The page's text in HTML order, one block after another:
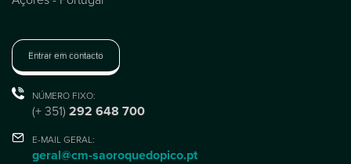
Entrar em contacto
NÚMERO FIXO:
(+ 351) 292 648 700
E-MAIL GERAL:
geral@cm-saoroquedopico.pt